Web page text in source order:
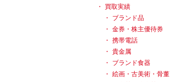
買取実績
ブランド品
金券・株主優待券
携帯電話
貴金属
ブランド食器
絵画・古美術・骨董